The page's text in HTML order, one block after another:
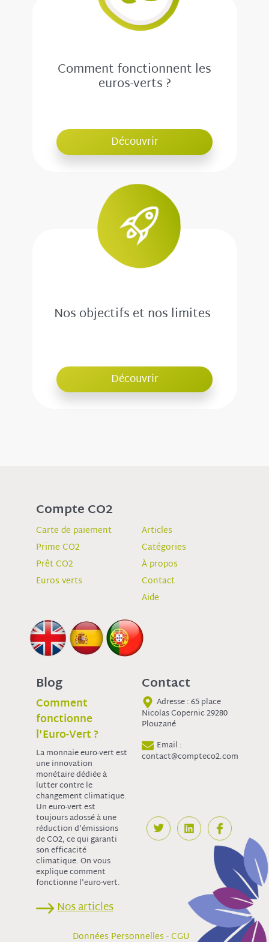
Comment fonctionnent les
euros-verts ?
Découvrir
Nos objectifs et nos limites
Découvrir
Compte CO2
Carte de paiement
Prime CO2
Prêt CO2
Euros verts
Articles
Catégories
À propos
Contact
Aide
Blog
Comment
fonctionne
l'Euro-Vert ?
La monnaie euro-vert est
une innovation
monétaire dédiée à
lutter contre le
changement climatique.
Un euro-vert est
toujours adossé à une
réduction d'émissions
de CO2, ce qui garanti
son efficacité
climatique. On vous
explique comment
fonctionne l'euro-vert.
Nos articles
Contact
Adresse : 65 place
Nicolas Copernic 29280
Plouzané
Email :
contact@compteco2.com
Données Personnelles-CGU